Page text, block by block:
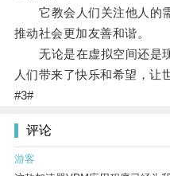
它教会人们关注他人的需
推动社会更加友善和谐。
无论是在虚拟空间还是现
人们带来了快乐和希望，让
#3#
评论
游客